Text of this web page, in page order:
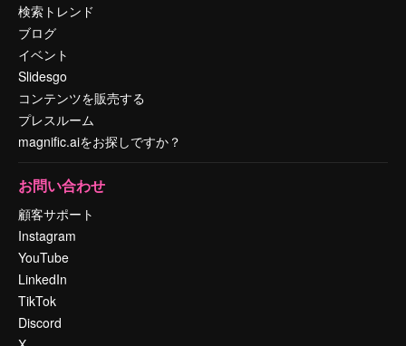
検索トレンド
ブログ
イベント
Slidesgo
コンテンツを販売する
プレスルーム
magnific.aiをお探しですか？
お問い合わせ
顧客サポート
Instagram
YouTube
LinkedIn
TikTok
Discord